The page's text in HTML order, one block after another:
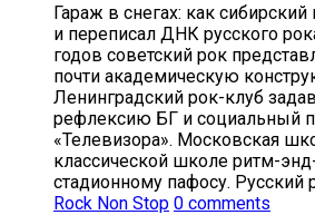
Гараж в снегах: как
и переписал ДНК русского
годов советский рок
почти академическую
Ленинградский рок-клуб
рефлексию БГ и социальный
«Телевизора». Московская
классической школе ритм-
стадионному пафосу.
Rock Non Stop 0 comments